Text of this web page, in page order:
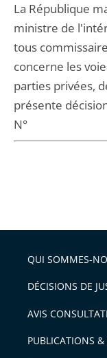
La République
ministre de
tous
concerne les
parties privées,
présente
N°
QUI SOMMES-
DÉCISIONS DE
AVIS
PUBLICATIONS &